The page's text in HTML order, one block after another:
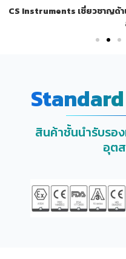
CS Instruments เชี่ยวชาญด้า
สินค้าชั้นนำรับรอ
อุต